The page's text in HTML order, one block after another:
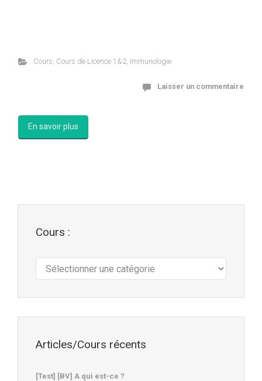
Cours, Cours de Licence 1&2, Immunologie
Laisser un commentaire
En savoir plus
Cours :
Articles/Cours récents
[Test] [BV] A qui est-ce ?